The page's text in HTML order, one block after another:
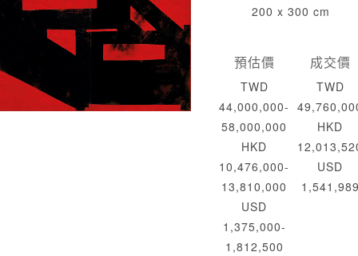
200 x 300 cm
預估價
TWD
44,000,000-
58,000,000
HKD
10,476,000-
13,810,000
USD
1,375,000-
1,812,500
成交價
TWD
HKD
USD